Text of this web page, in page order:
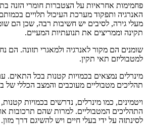
פחמימות אחראיות על הצטברות חומרי הזנה
האנרגיה ותפקוד מערכת העיכול תלויים
מעלי גירה, לסיבים יש חשיבות רבה, שכן הם
תקינה וממריצים את תנועתיות המעיים.
שומנים הם מקור לאנרגיה ולמאגרי תזונה. הם
למטבוליזם תאי תקין.
מינרלים נמצאים בכמויות קטנות בכל
תהליכים מטבוליים מעוכבים והמצב הכללי של
ויטמינים, כמו מינרלים, נדרשים בכמויות
התהליכים המטבוליים. למרות שהם תרכובות
לסינתזה על ידי בעלי חיים ויש להשיגם דרך מזון.